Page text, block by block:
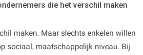
die het verschil maken
maken. Maar slechts enkelen willen
sociaal, maatschappelijk niveau. Bij